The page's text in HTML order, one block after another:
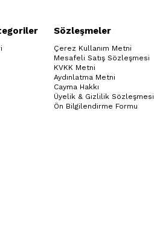
Sözleşmeler
Çerez Kullanım Metni
Mesafeli Satış Sözleşmesi
KVKK Metni
Aydınlatma Metni
Cayma Hakkı
Üyelik & Gizlilik Sözleşmesi
Ön Bilgilendirme Formu